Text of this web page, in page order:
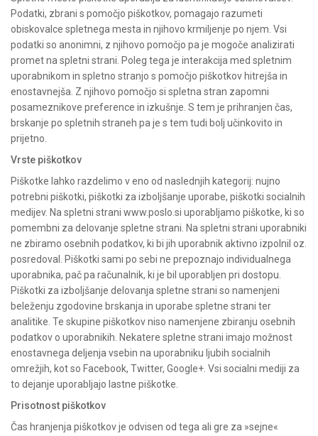
Podatki, zbrani s pomočjo piškotkov, pomagajo razumeti
obiskovalce spletnega mesta in njihovo krmiljenje po njem. Vsi
podatki so anonimni, z njihovo pomočjo pa je mogoče analizirati
promet na spletni strani. Poleg tega je interakcija med spletnim
uporabnikom in spletno stranjo s pomočjo piškotkov hitrejša in
enostavnejša. Z njihovo pomočjo si spletna stran zapomni
posameznikove preference in izkušnje. S tem je prihranjen čas,
brskanje po spletnih straneh pa je s tem tudi bolj učinkovito in
prijetno.
Vrste piškotkov
Piškotke lahko razdelimo v eno od naslednjih kategorij: nujno
potrebni piškotki, piškotki za izboljšanje uporabe, piškotki socialnih
medijev. Na spletni strani www.poslo.si uporabljamo piškotke, ki so
pomembni za delovanje spletne strani. Na spletni strani uporabniki
ne zbiramo osebnih podatkov, ki bi jih uporabnik aktivno izpolnil oz.
posredoval. Piškotki sami po sebi ne prepoznajo individualnega
uporabnika, pač pa računalnik, ki je bil uporabljen pri dostopu.
Piškotki za izboljšanje delovanja spletne strani so namenjeni
beleženju zgodovine brskanja in uporabe spletne strani ter
analitike. Te skupine piškotkov niso namenjene zbiranju osebnih
podatkov o uporabnikih. Nekatere spletne strani imajo možnost
enostavnega deljenja vsebin na uporabniku ljubih socialnih
omrežjih, kot so Facebook, Twitter, Google+. Vsi socialni mediji za
to dejanje uporabljajo lastne piškotke.
Prisotnost piškotkov
Čas hranjenja piškotkov je odvisen od tega ali gre za »sejne«